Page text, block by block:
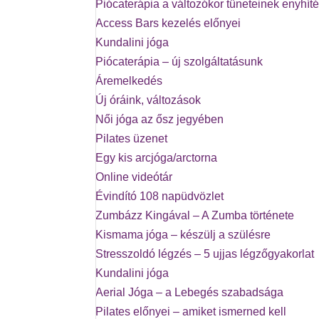
Piócaterápia a változókor tüneteinek
Access Bars kezelés előnyei
Kundalini jóga
Piócaterápia – új szolgáltatásunk
Áremelkedés
Új óráink, változások
Női jóga az ősz jegyében
Pilates üzenet
Egy kis arcjóga/arctorna
Online videótár
Évindító 108 napüdvözlet
Zumbázz Kingával – A Zumba története
Kismama jóga – készülj a szülésre
Stresszoldó légzés – 5 ujjas légzőgyakorlat
Kundalini jóga
Aerial Jóga – a Lebegés szabadsága
Pilates előnyei – amiket ismerned kell